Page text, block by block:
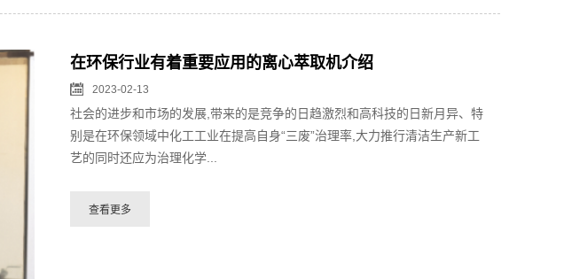
在环保行业有着重要应用的离心萃取机介绍
2023-02-13
社会的进步和市场的发展,带来的是竞争的日趋激烈和高科技的日新月异、特
别是在环保领域中化工工业在提高自身“三废”治理率,大力推行清洁生产新工
艺的同时还应为治理化学...